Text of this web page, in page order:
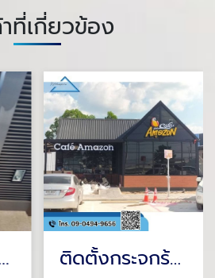
ที่เกี่ยวข้อง
ะจกโค้ง ติดตั้งกระจกร้านกาแฟ